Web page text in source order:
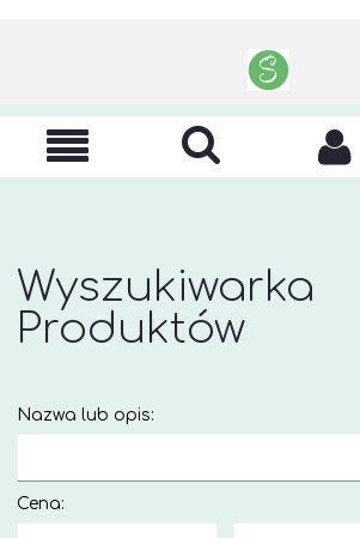
Wyszukiwarka
Produktów
Nazwa lub opis:
Cena: